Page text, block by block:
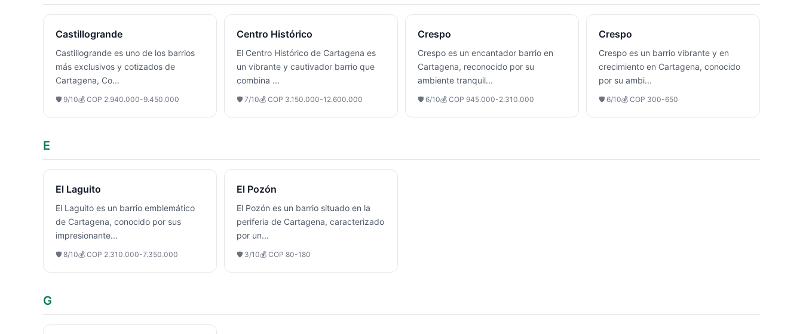
Castillogrande
Castillogrande es uno de los barrios
más exclusivos y cotizados de
Cartagena, Co...
🛡️ 9/10💰 COP 2.940.000-9.450.000
Centro Histórico
El Centro Histórico de Cartagena es
un vibrante y cautivador barrio que
combina ...
🛡️ 7/10💰 COP 3.150.000-12.600.000
Crespo
Crespo es un encantador barrio en
Cartagena, reconocido por su
ambiente tranquil...
🛡️ 6/10💰 COP 945.000-2.310.000
Crespo
Crespo es un barrio vibrante y en
crecimiento en Cartagena, conocido
por su ambi...
🛡️ 6/10💰 COP 300-650
E
El Laguito
El Laguito es un barrio emblemático
de Cartagena, conocido por sus
impresionante...
🛡️ 8/10💰 COP 2.310.000-7.350.000
El Pozón
El Pozón es un barrio situado en la
periferia de Cartagena, caracterizado
por un...
🛡️ 3/10💰 COP 80-180
G